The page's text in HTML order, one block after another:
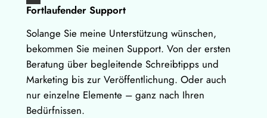
Fortlaufender Support
Solange Sie meine Unterstützung wünschen,
bekommen Sie meinen Support. Von der ersten
Beratung über begleitende Schreibtipps und
Marketing bis zur Veröffentlichung. Oder auch
nur einzelne Elemente – ganz nach Ihren
Bedürfnissen.